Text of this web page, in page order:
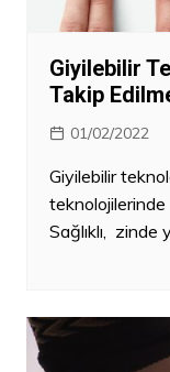
Giyilebilir
Takip
01/02/2022
Giyilebilir
Sağlıklı, zinde